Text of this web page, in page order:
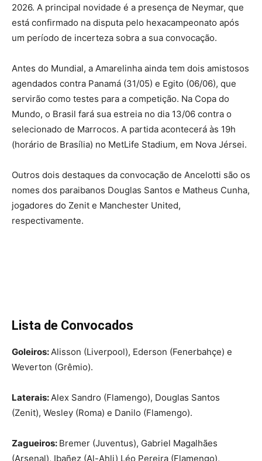
2026. A principal novidade é a presença de Neymar, que
está confirmado na disputa pelo hexacampeonato após
um período de incerteza sobra a sua convocação.
Antes do Mundial, a Amarelinha ainda tem dois amistosos
agendados contra Panamá (31/05) e Egito (06/06), que
servirão como testes para a competição. Na Copa do
Mundo, o Brasil fará sua estreia no dia 13/06 contra o
selecionado de Marrocos. A partida acontecerá às 19h
(horário de Brasília) no MetLife Stadium, em Nova Jérsei.
Outros dois destaques da convocação de Ancelotti são os
nomes dos paraibanos Douglas Santos e Matheus Cunha,
jogadores do Zenit e Manchester United,
respectivamente.
Lista de Convocados
Goleiros:Alisson (Liverpool), Ederson (Fenerbahçe) e
Weverton (Grêmio).
Laterais:Alex Sandro (Flamengo), Douglas Santos
(Zenit), Wesley (Roma) e Danilo (Flamengo).
Zagueiros: Bremer (Juventus), Gabriel Magalhães
(Arsenal), Ibañez (Al-Ahli) Léo Pereira (Flamengo),